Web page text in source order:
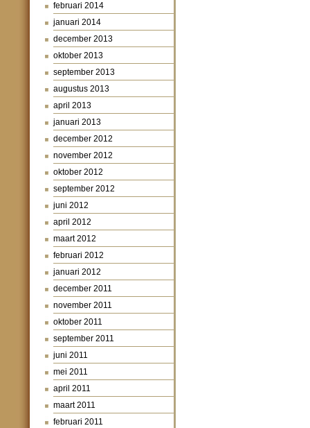
februari 2014
januari 2014
december 2013
oktober 2013
september 2013
augustus 2013
april 2013
januari 2013
december 2012
november 2012
oktober 2012
september 2012
juni 2012
april 2012
maart 2012
februari 2012
januari 2012
december 2011
november 2011
oktober 2011
september 2011
juni 2011
mei 2011
april 2011
maart 2011
februari 2011